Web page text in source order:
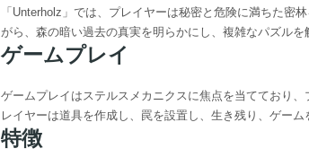
「Unterholz」では、プレイヤーは秘密と危険に満ちた
がら、森の暗い過去の真実を明らかにし、複雑なパズルを
ゲームプレイ
ゲームプレイはステルスメカニクスに焦点を当てており
レイヤーは道具を作成し、罠を設置し、生き残り、ゲー
特徴